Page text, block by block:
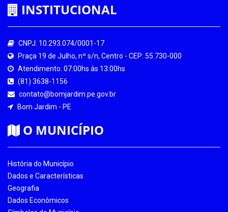
INSTITUCIONAL
CNPJ: 10.293.074/0001-17
Praça 19 de Julho, nº s/n, Centro - CEP: 55.730-000
Atendimento: 07:00hs às 13:00hs
(81) 3638-1156
contato@bomjardim.pe.gov.br
Bom Jardim - PE
O MUNICÍPIO
História do Município
Dados e Características
Geografia
Dados Econômicos